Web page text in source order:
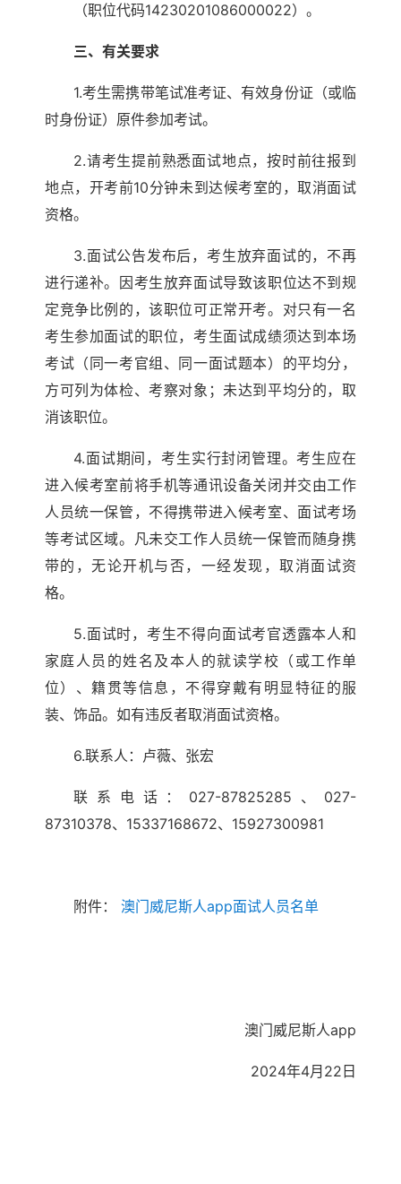
（职位代码14230201086000022）。
三、有关要求
1.考生需携带笔试准考证、有效身份证（或临
时身份证）原件参加考试。
2.请考生提前熟悉面试地点，按时前往报到
地点，开考前10分钟未到达候考室的，取消面试
资格。
3.面试公告发布后，考生放弃面试的，不再
进行递补。因考生放弃面试导致该职位达不到规
定竞争比例的，该职位可正常开考。对只有一名
考生参加面试的职位，考生面试成绩须达到本场
考试（同一考官组、同一面试题本）的平均分，
方可列为体检、考察对象；未达到平均分的，取
消该职位。
4.面试期间，考生实行封闭管理。考生应在
进入候考室前将手机等通讯设备关闭并交由工作
人员统一保管，不得携带进入候考室、面试考场
等考试区域。凡未交工作人员统一保管而随身携
带的，无论开机与否，一经发现，取消面试资
格。
5.面试时，考生不得向面试考官透露本人和
家庭人员的姓名及本人的就读学校（或工作单
位）、籍贯等信息，不得穿戴有明显特征的服
装、饰品。如有违反者取消面试资格。
6.联系人：卢薇、张宏
联系电话：027-87825285、027-
87310378、15337168672、15927300981
附件： 澳门威尼斯人app面试人员名单
澳门威尼斯人app
2024年4月22日